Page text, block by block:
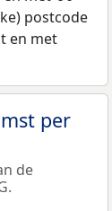
postcode
en met
per
de